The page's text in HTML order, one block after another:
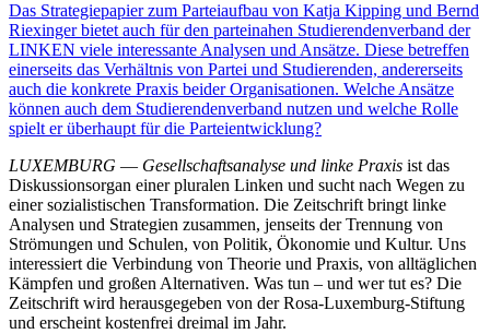
Das Strategiepapier zum Parteiaufbau von Katja Kipping und Bernd
Riexinger bietet auch für den parteinahen Studierendenverband der
LINKEN viele interessante Analysen und Ansätze. Diese betreffen
einerseits das Verhältnis von Partei und Studierenden, andererseits
auch die konkrete Praxis beider Organisationen. Welche Ansätze
können auch dem Studierendenverband nutzen und welche Rolle
spielt er überhaupt für die Parteientwicklung?
LUXEMBURG — Gesellschaftsanalyse und linke Praxis ist das
Diskussionsorgan einer pluralen Linken und sucht nach Wegen zu
einer sozialistischen Transformation. Die Zeitschrift bringt linke
Analysen und Strategien zusammen, jenseits der Trennung von
Strömungen und Schulen, von Politik, Ökonomie und Kultur. Uns
interessiert die Verbindung von Theorie und Praxis, von alltäglichen
Kämpfen und großen Alternativen. Was tun – und wer tut es? Die
Zeitschrift wird herausgegeben von der Rosa-Luxemburg-Stiftung
und erscheint kostenfrei dreimal im Jahr.